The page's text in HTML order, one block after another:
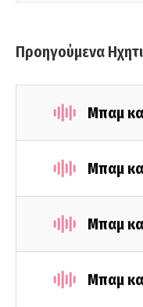
Προηγούμενα
Μπαμ
Μπαμ
Μπαμ
Μπαμ